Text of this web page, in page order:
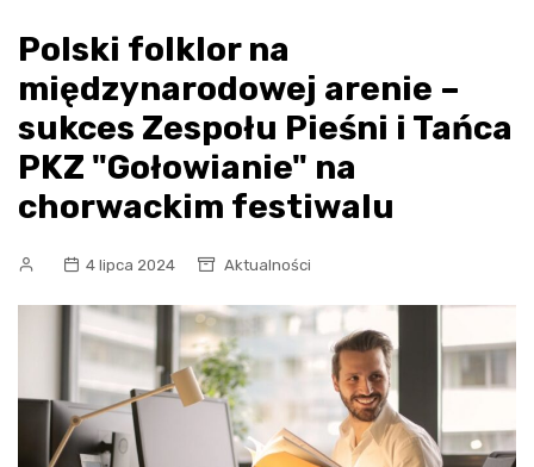
Polski folklor na
międzynarodowej arenie –
sukces Zespołu Pieśni i Tańca
PKZ "Gołowianie" na
chorwackim festiwalu
4 lipca 2024 Aktualności